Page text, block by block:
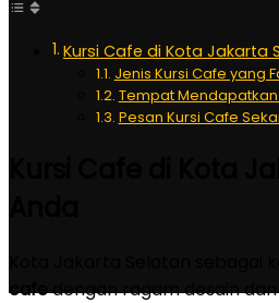
Kursi Cafe di Kota Jakarta
Jenis Kursi Cafe yang
Tempat
Pesan Kursi Cafe
cafedengan ragam desain